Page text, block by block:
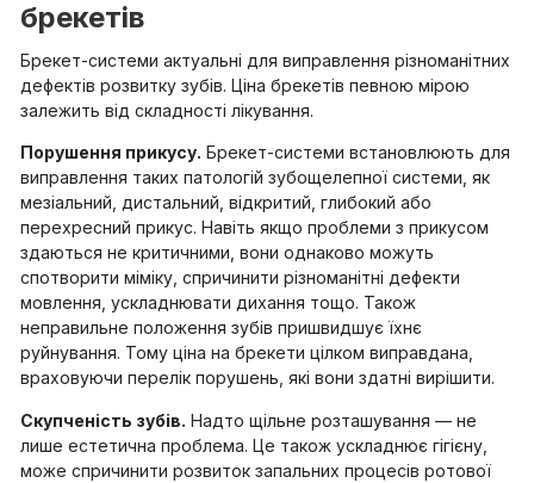
брекетів
Брекет-системи актуальні для виправлення різноманітних
дефектів розвитку зубів. Ціна брекетів певною мірою
залежить від складності лікування.
Порушення прикусу. Брекет-системи встановлюють для
виправлення таких патологій зубощелепної системи, як
мезіальний, дистальний, відкритий, глибокий або
перехресний прикус. Навіть якщо проблеми з прикусом
здаються не критичними, вони однаково можуть
спотворити міміку, спричинити різноманітні дефекти
мовлення, ускладнювати дихання тощо. Також
неправильне положення зубів пришвидшує їхнє
руйнування. Тому ціна на брекети цілком виправдана,
враховуючи перелік порушень, які вони здатні вирішити.
Скупченість зубів. Надто щільне розташування — не
лише естетична проблема. Це також ускладнює гігієну,
може спричинити розвиток запальних процесів ротової